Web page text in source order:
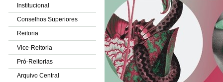
Institucional
Conselhos Superiores
Reitoria
Vice-Reitoria
Pró-Reitorias
Arquivo Central